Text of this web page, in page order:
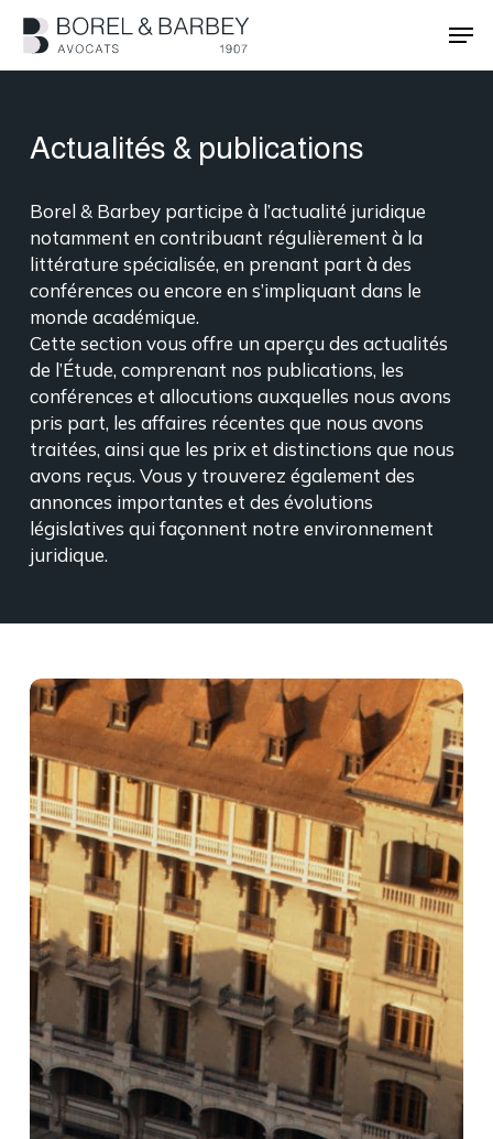
Actualités & publications
Borel & Barbey participe à l’actualité juridique
notamment en contribuant régulièrement à la
littérature spécialisée, en prenant part à des
conférences ou encore en s’impliquant dans le
monde académique.
Cette section vous offre un aperçu des actualités
de l’Étude, comprenant nos publications, les
conférences et allocutions auxquelles nous avons
pris part, les affaires récentes que nous avons
traitées, ainsi que les prix et distinctions que nous
avons reçus. Vous y trouverez également des
annonces importantes et des évolutions
législatives qui façonnent notre environnement
juridique.